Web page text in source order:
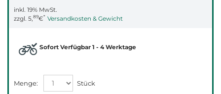
inkl. 19% MwSt.
zzgl. 5,89€* Versandkosten & Gewicht
Sofort Verfügbar 1 - 4 Werktage